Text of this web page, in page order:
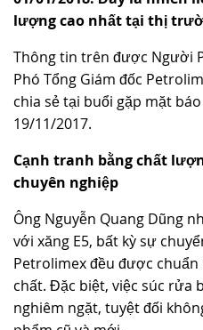
TUYỂN DỤNG
lượng cao nhất tại thị
Thông tin trên được Người
Phó Tổng Giám đốc
chia sẻ tại buổi gặp mặt
19/11/2017.
Cạnh tranh bằng chất
chuyên nghiệp
Ông Nguyễn Quang Dũng
với xăng E5, bất kỳ sự
Petrolimex đều được
chất. Đặc biệt, việc súc rửa
nghiêm ngặt, tuyệt đối